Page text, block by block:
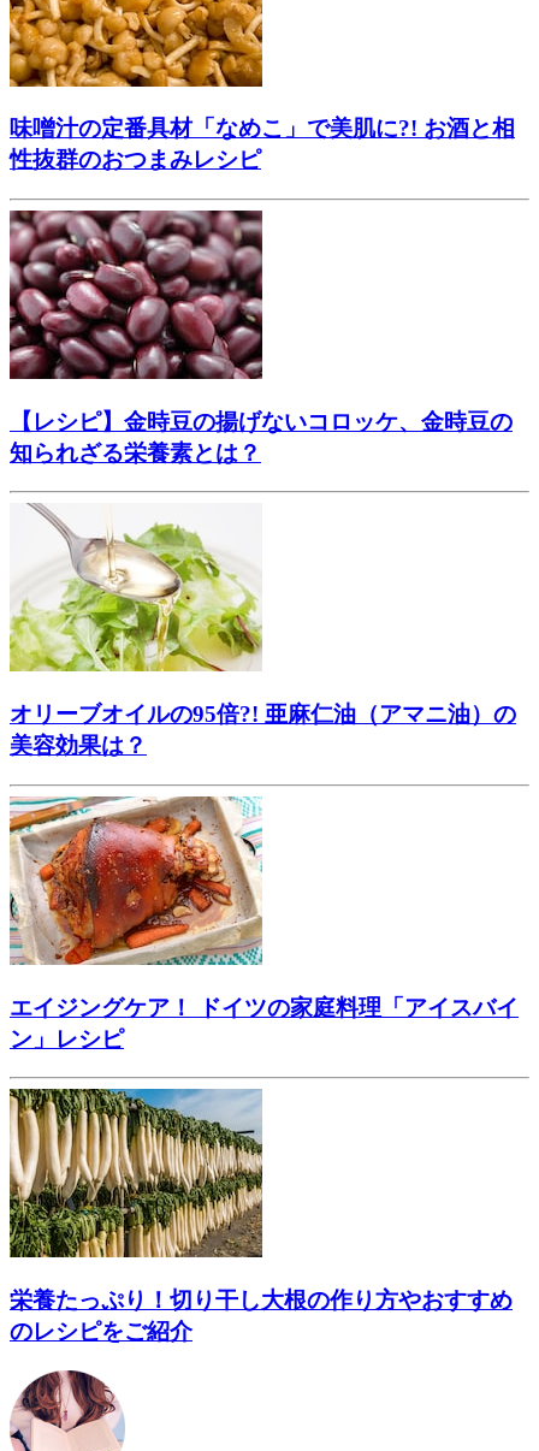
味噌汁の定番具材「なめこ」で美肌に?! お酒と相
性抜群のおつまみレシピ
【レシピ】金時豆の揚げないコロッケ、金時豆の
知られざる栄養素とは？
オリーブオイルの95倍?! 亜麻仁油（アマニ油）の
美容効果は？
エイジングケア！ ドイツの家庭料理「アイスバイ
ン」レシピ
栄養たっぷり！切り干し大根の作り方やおすすめ
のレシピをご紹介